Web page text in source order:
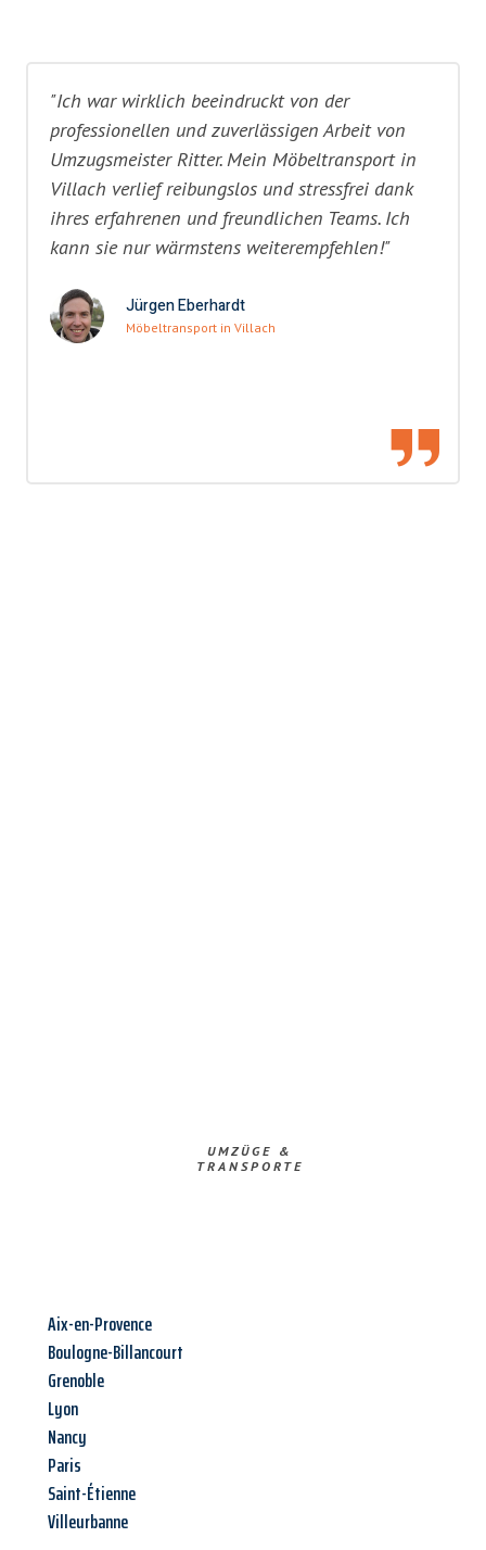
"Ich war wirklich beeindruckt von der
professionellen und zuverlässigen Arbeit von
Umzugsmeister Ritter. Mein Möbeltransport in
Villach verlief reibungslos und stressfrei dank
ihres erfahrenen und freundlichen Teams. Ich
kann sie nur wärmstens weiterempfehlen!"
Jürgen Eberhardt
Möbeltransport in Villach
UMZÜGE &
TRANSPORTE
Aix-en-Provence
Boulogne-Billancourt
Grenoble
Lyon
Nancy
Paris
Saint-Étienne
Villeurbanne